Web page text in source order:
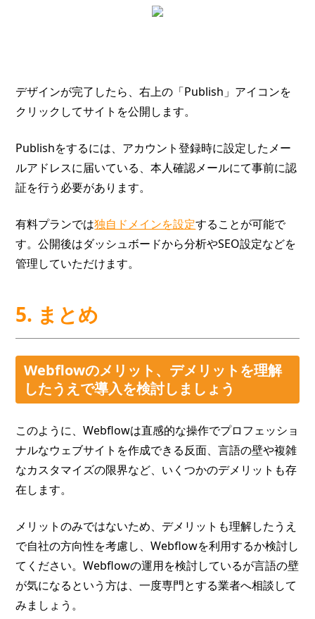
デザインが完了したら、右上の「Publish」アイコンを
クリックしてサイトを公開します。
Publishをするには、アカウント登録時に設定したメー
ルアドレスに届いている、本人確認メールにて事前に認
証を行う必要があります。
有料プランでは独自ドメインを設定することが可能で
す。公開後はダッシュボードから分析やSEO設定などを
管理していただけます。
5. まとめ
Webflowのメリット、デメリットを理解
したうえで導入を検討しましょう
このように、Webflowは直感的な操作でプロフェッショ
ナルなウェブサイトを作成できる反面、言語の壁や複雑
なカスタマイズの限界など、いくつかのデメリットも存
在します。
メリットのみではないため、デメリットも理解したうえ
で自社の方向性を考慮し、Webflowを利用するか検討し
てください。Webflowの運用を検討しているが言語の壁
が気になるという方は、一度専門とする業者へ相談して
みましょう。